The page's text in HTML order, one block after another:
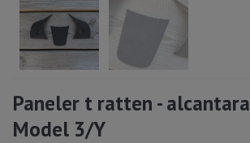
Paneler t ratten -
Model 3/Y